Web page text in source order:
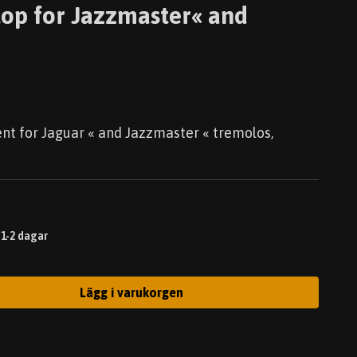
for Jazzmaster« and
for Jaguar « and Jazzmaster « tremolos,
2 dagar
Lägg i varukorgen